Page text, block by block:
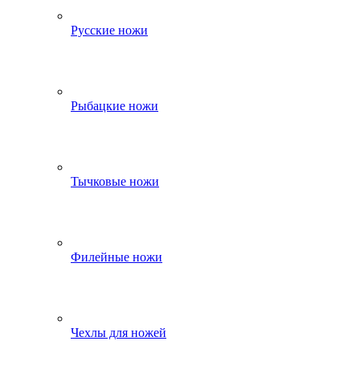
Русские ножи
Рыбацкие ножи
Тычковые ножи
Филейные ножи
Чехлы для ножей